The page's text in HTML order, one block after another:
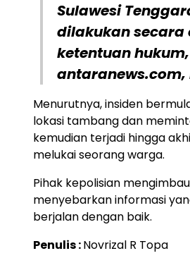
Sulawesi
dilakukan secara
ketentuan
antaranews.com,
Menurutnya, insiden
lokasi tambang dan
kemudian terjadi hingga
melukai seorang warga.
Pihak kepolisian
menyebarkan informasi
berjalan dengan baik.
Penulis :Novrizal R Topa